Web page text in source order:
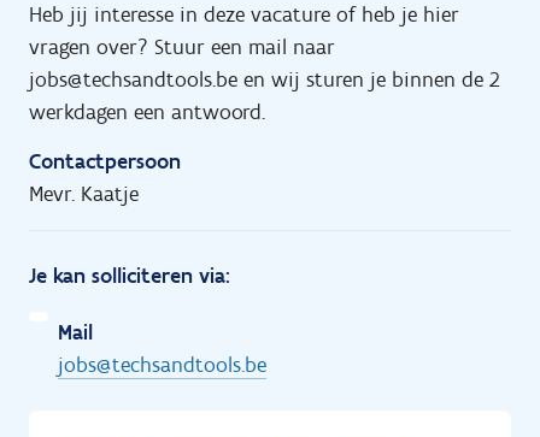
Heb jij interesse in deze vacature of heb je hier
vragen over? Stuur een mail naar
jobs@techsandtools.be en wij sturen je binnen de 2
werkdagen een antwoord.
Contactpersoon
Mevr. Kaatje
Je kan solliciteren via:
Mail
jobs@techsandtools.be